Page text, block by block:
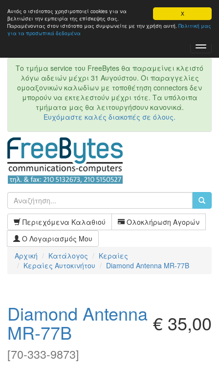
X
Αυτός ο ιστότοπος χρησιμοποιεί cookies για να
βελτιώσει την εμπειρία της επίσκεψης σας.
Παραμένοντας στον ιστότοπo μας συμφωνείτε με την χρήση αυτή. Πολιτική μας
για τα προσωπικά δεδομένα
Το τμήμα service του FreeBytes θα παραμείνει κλειστό
λόγω αδειών μέχρι 31 Αυγούστου. Οι παραγγελίες
ομοαξονικών καλωδίων με τοποθέτηση connectors δεν
μπορούν να εκτελεστούν μέχρι τότε. Τα υπόλοιπα
τμήματα μας θα λειτουργήσουν κανονικά.
Ευχόμαστε καλές διακοπές σε όλους.
Περιεχόμενα Καλαθιού
Ολοκλήρωση Αγορών
Ο Λογαριασμός Μου
Αρχική
Κατάλογος
Κεραίες
Κεραίες Αυτοκινήτου
Diamond Antenna MR-77B
€ 35,00
Diamond Antenna
MR-77B
[70-333-9873]